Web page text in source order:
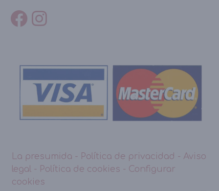
La presumida - Política de privacidad - Aviso
legal - Política de cookies - Configurar
cookies